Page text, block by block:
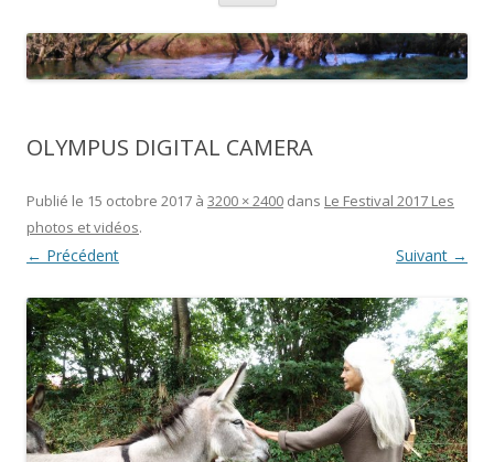
OLYMPUS DIGITAL CAMERA
Publié le 15 octobre 2017 à 3200 × 2400 dans Le Festival 2017 Les
photos et vidéos.
← Précédent Suivant →